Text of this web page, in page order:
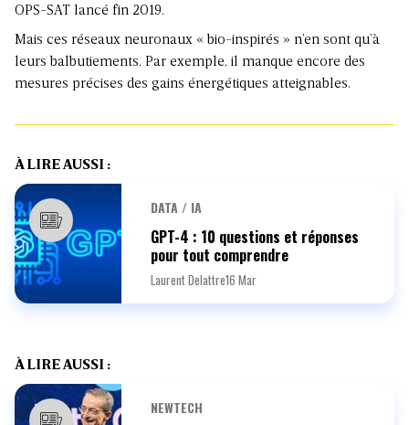
OPS-SAT lancé fin 2019.
Mais ces réseaux neuronaux « bio-inspirés » n’en sont qu’à
leurs balbutiements. Par exemple, il manque encore des
mesures précises des gains énergétiques atteignables.
À LIRE AUSSI :
DATA / IA
GPT-4 : 10 questions et réponses
pour tout comprendre
Laurent Delattre16 Mar
À LIRE AUSSI :
NEWTECH